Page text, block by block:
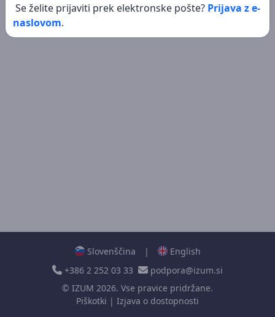
Se želite prijaviti prek elektronske pošte? Prijava z e-
naslovom.
Slovenščina |
English
+386 2 252 03 33
podpora@izum.si
© IZUM 2026. Vse pravice pridržane.
Piškotki | Izjava o dostopnosti